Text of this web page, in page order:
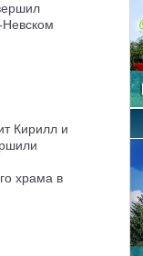
Кирилл и
храма в